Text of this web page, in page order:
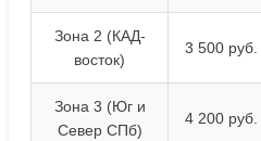
Зона 2 (КАД-
восток)
3 500 руб.
Зона 3 (Юг и
Север СПб)
4 200 руб.